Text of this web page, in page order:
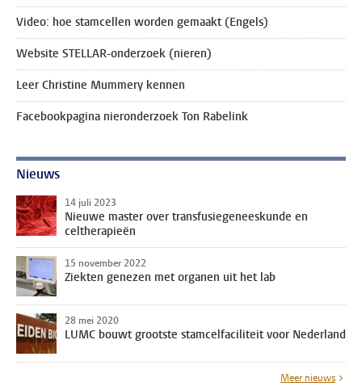
Video: hoe stamcellen worden gemaakt (Engels)
Website STELLAR-onderzoek (nieren)
Leer Christine Mummery kennen
Facebookpagina nieronderzoek Ton Rabelink
Nieuws
14 juli 2023
Nieuwe master over transfusiegeneeskunde en
celtherapieën
15 november 2022
Ziekten genezen met organen uit het lab
28 mei 2020
LUMC bouwt grootste stamcelfaciliteit voor Nederland
Meer nieuws